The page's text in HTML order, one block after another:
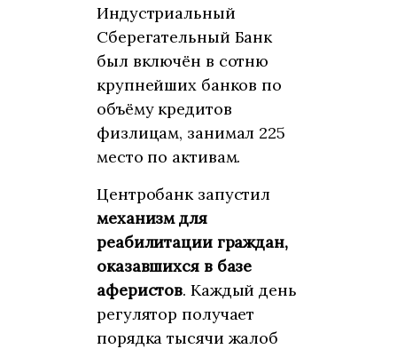
Индустриальный
Сберегательный Банк
был включён в сотню
крупнейших банков по
объёму кредитов
физлицам, занимал 225
место по активам.
Центробанк запустил
механизм для
реабилитации граждан,
оказавшихся в базе
аферистов. Каждый день
регулятор получает
порядка тысячи жалоб